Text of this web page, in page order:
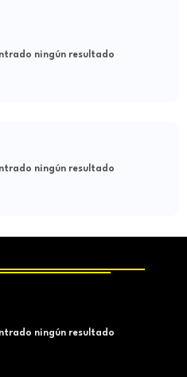
ningún resultado
ningún resultado
ningún resultado